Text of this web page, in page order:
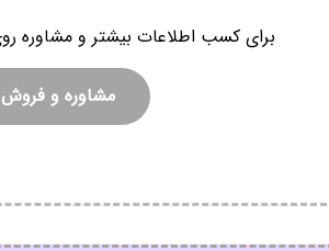
برای کسب اطلاعات بیشتر و مشاوره
مشاوره و فروش